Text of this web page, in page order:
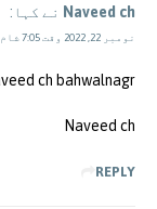
Naveed ch نے کہا:
نومبر 22, 2022 وقت 7:05 شام
ch bahwalnagr
Naveed ch
REPLY